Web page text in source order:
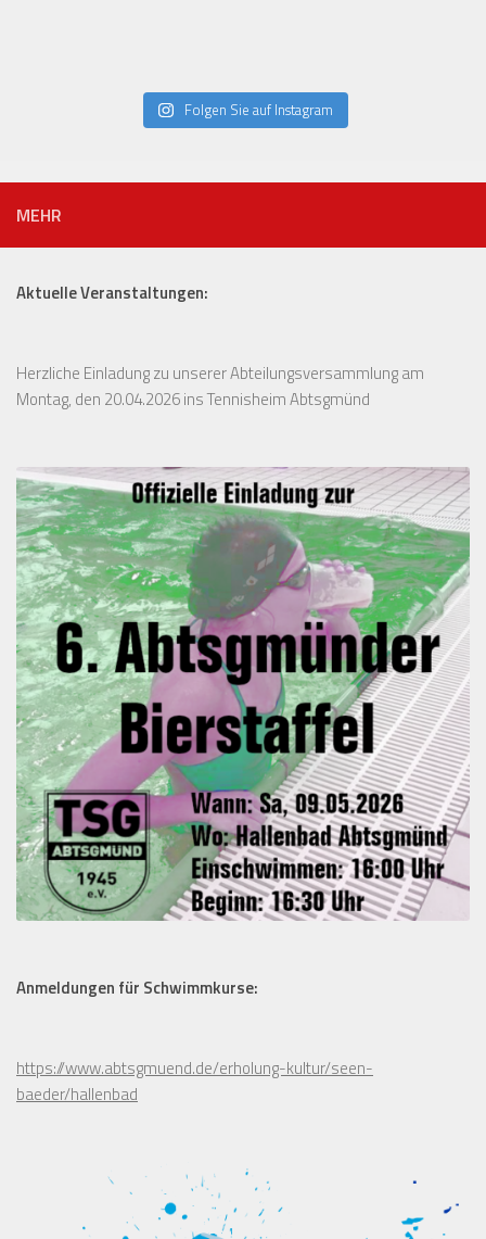
Folgen Sie auf Instagram
MEHR
Aktuelle Veranstaltungen:
Herzliche Einladung zu unserer Abteilungsversammlung am
Montag, den 20.04.2026 ins Tennisheim Abtsgmünd
Anmeldungen für Schwimmkurse:
https://www.abtsgmuend.de/erholung-kultur/seen-
baeder/hallenbad